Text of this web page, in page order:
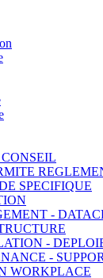
SPECIFIQUE
-
-
-
WORKPLACE